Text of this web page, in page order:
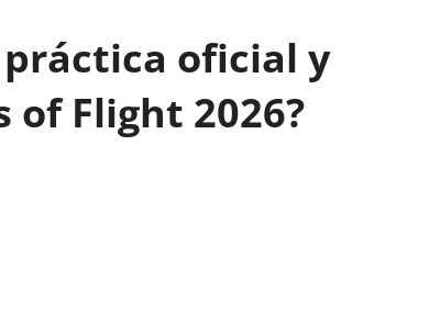
oficial y
of Flight 2026?